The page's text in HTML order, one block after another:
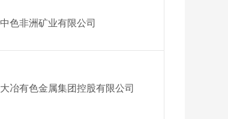
中色非洲矿业有限公司
大冶有色金属集团控股有限公司